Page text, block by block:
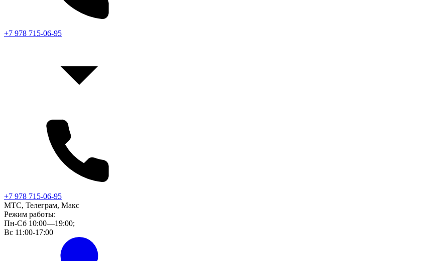
+7 978 715-06-95
+7 978 715-06-95
МТС, Телеграм, Макс
Режим работы:
Пн-Сб 10:00—19:00;
Вс 11:00-17:00